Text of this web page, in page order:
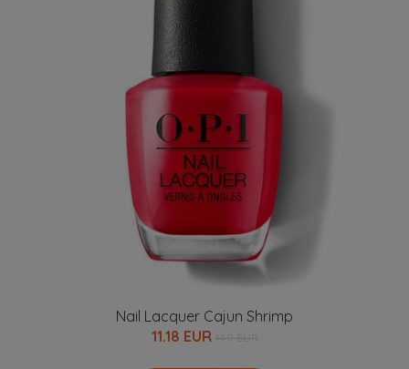
Nail Lacquer Cajun Shrimp
11.18 EUR